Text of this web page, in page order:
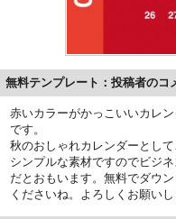
無料テンプレート：投稿者のコ
赤いカラーがかっこいいカレ
です。
秋のおしゃれカレンダーとして
シンプルな素材ですのでビジ
だとおもいます。無料でダウ
くださいね。よろしくお願いし